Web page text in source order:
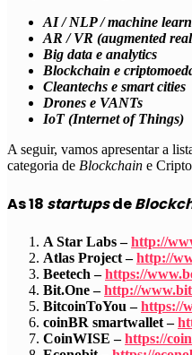
AI / NLP / machine
AR / VR (augmented
Big data e analytics
Blockchain e
Cleantechs e smart cities
Drones e VANTs
IoT (Internet of Things)
A seguir, vamos apresentar a
categoria de Blockchain e
As 18 startupsde
A Star Labs –http://
Atlas Project –http://
Beetech –https://
Bit.One –http://
BitcoinToYou –https://
coinBR smartwallet –
CoinWISE –https://